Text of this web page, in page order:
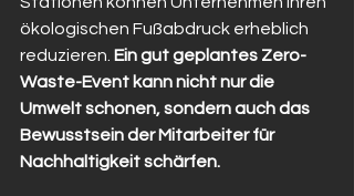
ökologischen Fußabdruck erheblich
reduzieren. Ein gut geplantes Zero-
Waste-Event kann nicht nur die
Umwelt schonen, sondern auch das
Bewusstsein der Mitarbeiter für
Nachhaltigkeit schärfen.